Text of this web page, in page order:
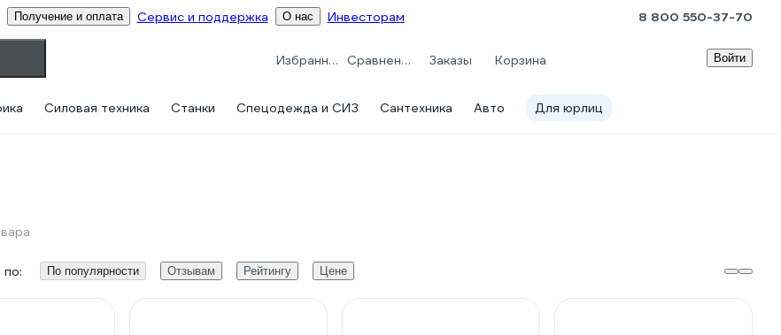
Получение и оплата Сервис и поддержка О нас Инвесторам 8 800 550-37-70
Избранное Сравнение Заказы Корзина Войти
Силовая техника Станки Спецодежда и СИЗ Сантехника Авто Для юрлиц
По популярности Отзывам Рейтингу Цене